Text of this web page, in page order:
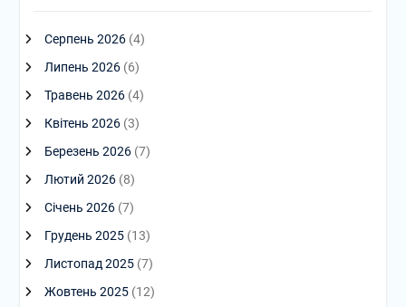
Серпень 2026(4)
Липень 2026(6)
Травень 2026(4)
Квітень 2026(3)
Березень 2026(7)
Лютий 2026(8)
Січень 2026(7)
Грудень 2025(13)
Листопад 2025(7)
Жовтень 2025(12)